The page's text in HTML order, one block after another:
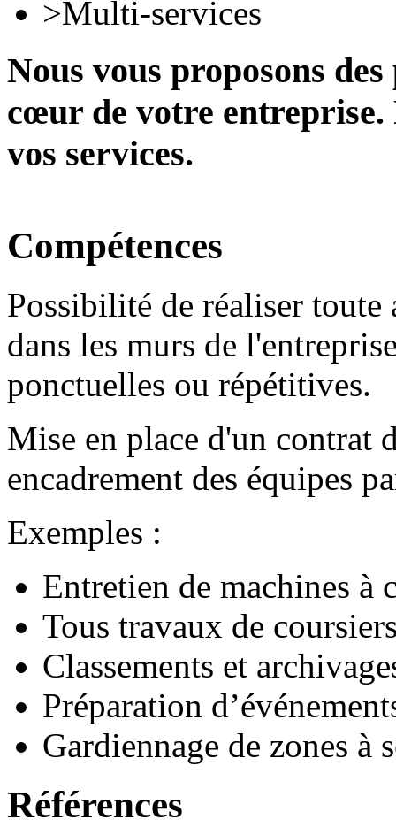
>Multi-services
Nous vous proposons
cœur de votre
vos services.
Compétences
Possibilité de réaliser
dans les murs de
ponctuelles ou répétitives.
Mise en place d'un contrat
encadrement des équipes
Exemples :
Entretien de machines à
Tous travaux de
Classements et
Préparation
Gardiennage de zones à
Références